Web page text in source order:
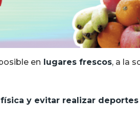
en lugares frescos, a la
y evitar realizar